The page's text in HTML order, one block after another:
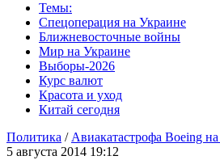
Темы:
Спецоперация на Украине
Ближневосточные войны
Мир на Украине
Выборы-2026
Курс валют
Красота и уход
Китай сегодня
Политика / Авиакатастрофа Boeing
5 августа 2014 19:12